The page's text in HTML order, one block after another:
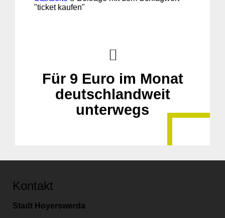
"ticket kaufen"
Für 9 Euro im Monat
deutschlandweit
unterwegs
Kontakt
Stadt Hoyerswerda